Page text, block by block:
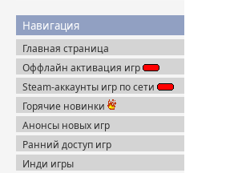
Навигация
Главная страница
Оффлайн активация игр
Steam-аккаунты игр по сети
Горячие новинки
Анонсы новых игр
Ранний доступ игр
Инди игры